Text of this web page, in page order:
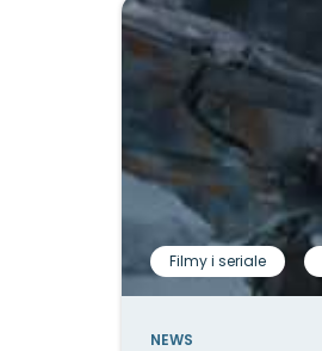
Filmy i seriale
NEWS